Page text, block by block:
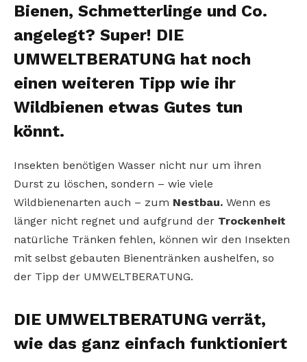
Bienen, Schmetterlinge und Co.
angelegt? Super! DIE
UMWELTBERATUNG hat noch
einen weiteren Tipp wie ihr
Wildbienen etwas Gutes tun
könnt.
Insekten benötigen Wasser nicht nur um ihren
Durst zu löschen, sondern – wie viele
Wildbienenarten auch – zum Nestbau. Wenn es
länger nicht regnet und aufgrund der Trockenheit
natürliche Tränken fehlen, können wir den Insekten
mit selbst gebauten Bienentränken aushelfen, so
der Tipp der UMWELTBERATUNG.
DIE UMWELTBERATUNG verrät,
wie das ganz einfach funktioniert